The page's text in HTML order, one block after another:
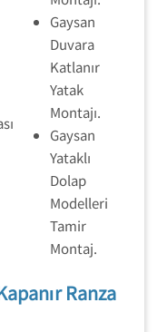
Gaysan
Duvara
Katlanır
Yatak
Montajı.
Gaysan
Yataklı
Dolap
Modelleri
Tamir
Montaj.
Ranza